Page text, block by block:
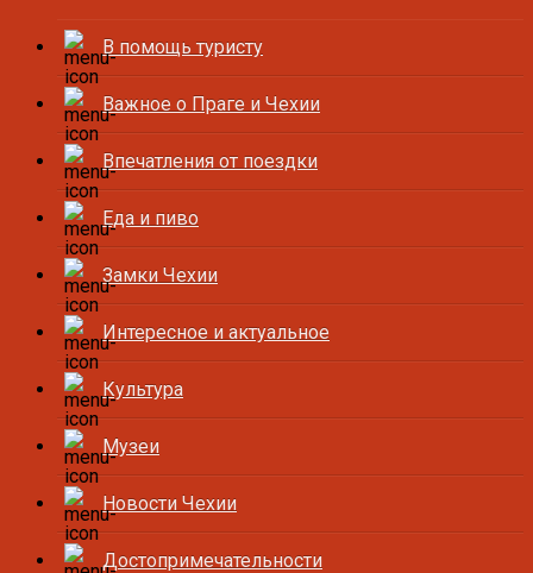
В помощь туристу
Важное о Праге и Чехии
Впечатления от поездки
Еда и пиво
Замки Чехии
Интересное и актуальное
Культура
Музеи
Новости Чехии
Достопримечательности